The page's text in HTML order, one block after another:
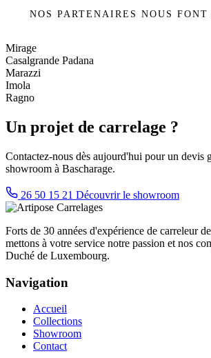
NOS PARTENAIRES NOUS FONT
Mirage
Casalgrande Padana
Marazzi
Imola
Ragno
Un projet de carrelage ?
Contactez-nous dès aujourd'hui pour un devis
showroom à Bascharage.
26 50 15 21 Découvrir le showroom
Forts de 30 années d'expérience de carreleur
mettons à votre service notre passion et nos
Duché de Luxembourg.
Navigation
Accueil
Collections
Showroom
Contact